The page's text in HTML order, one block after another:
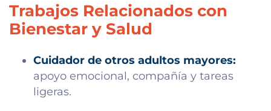
Trabajos Relacionados con
Bienestar y Salud
Cuidador de otros adultos mayores:
apoyo emocional, compañía y tareas
ligeras.